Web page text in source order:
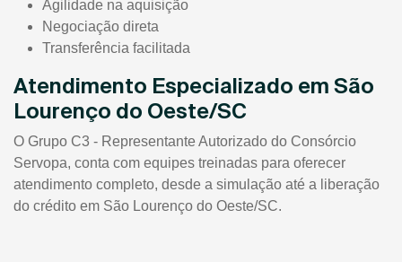
Agilidade na aquisição
Negociação direta
Transferência facilitada
Atendimento Especializado em São
Lourenço do Oeste/SC
O Grupo C3 - Representante Autorizado do Consórcio
Servopa, conta com equipes treinadas para oferecer
atendimento completo, desde a simulação até a liberação
do crédito em São Lourenço do Oeste/SC.